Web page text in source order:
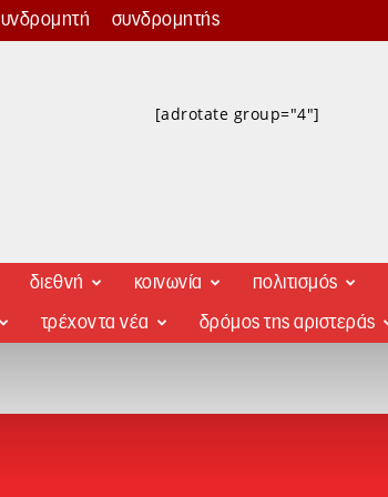
συνδρομητής
[adrotate group="4"]
διεθνή κοινωνία πολιτισμός
τρέχοντα νέα δρόμος της αριστεράς